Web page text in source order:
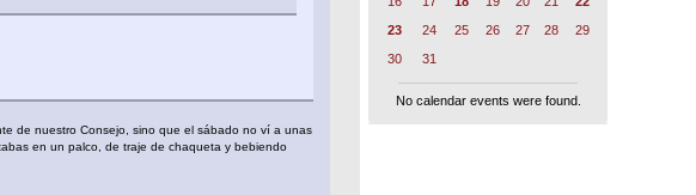
de nuestro Consejo, sino que el sábado no ví a unas
en un palco, de traje de chaqueta y bebiendo
23
24 25 26 27 28
29
30
31
No calendar events were found.